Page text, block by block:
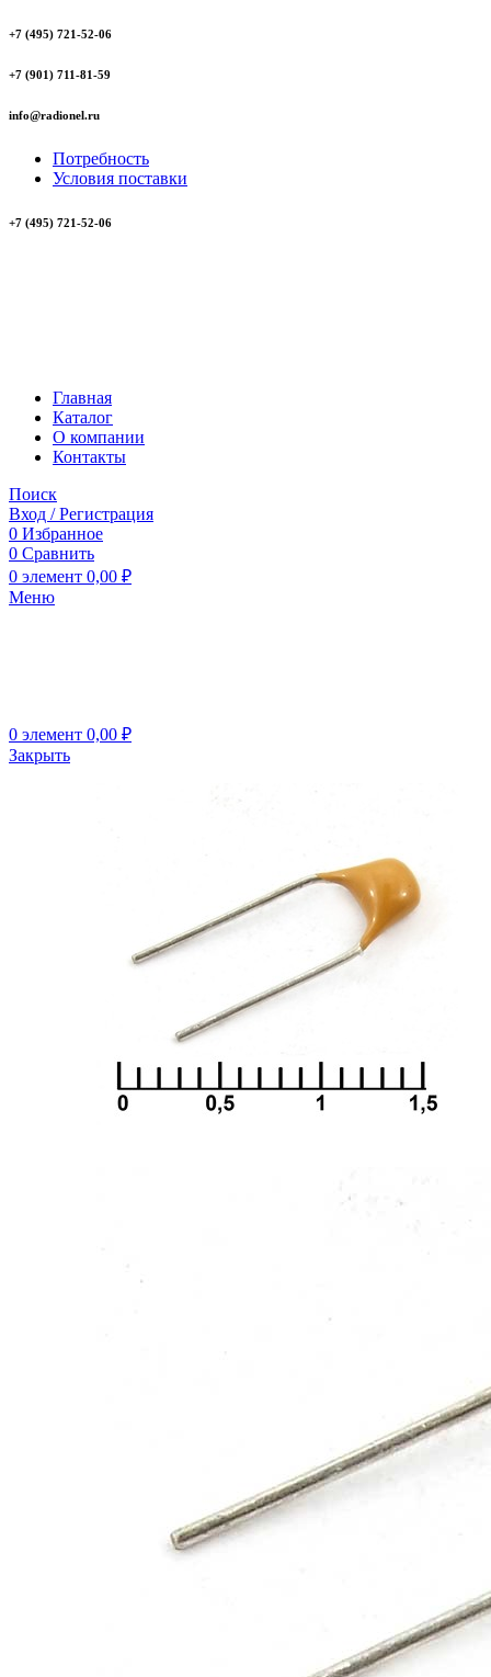
+7 (495) 721-52-06
+7 (901) 711-81-59
info@radionel.ru
Потребность
Условия поставки
+7 (495) 721-52-06
Главная
Каталог
О компании
Контакты
Поиск
Вход / Регистрация
0 Избранное
0 Сравнить
0 элемент 0,00 ₽
Меню
0 элемент 0,00 ₽
Закрыть